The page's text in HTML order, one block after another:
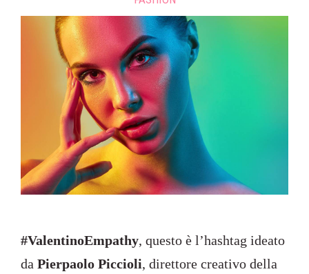
#ValentinoEmpathy, questo è l’hashtag ideato
da Pierpaolo Piccioli, direttore creativo della